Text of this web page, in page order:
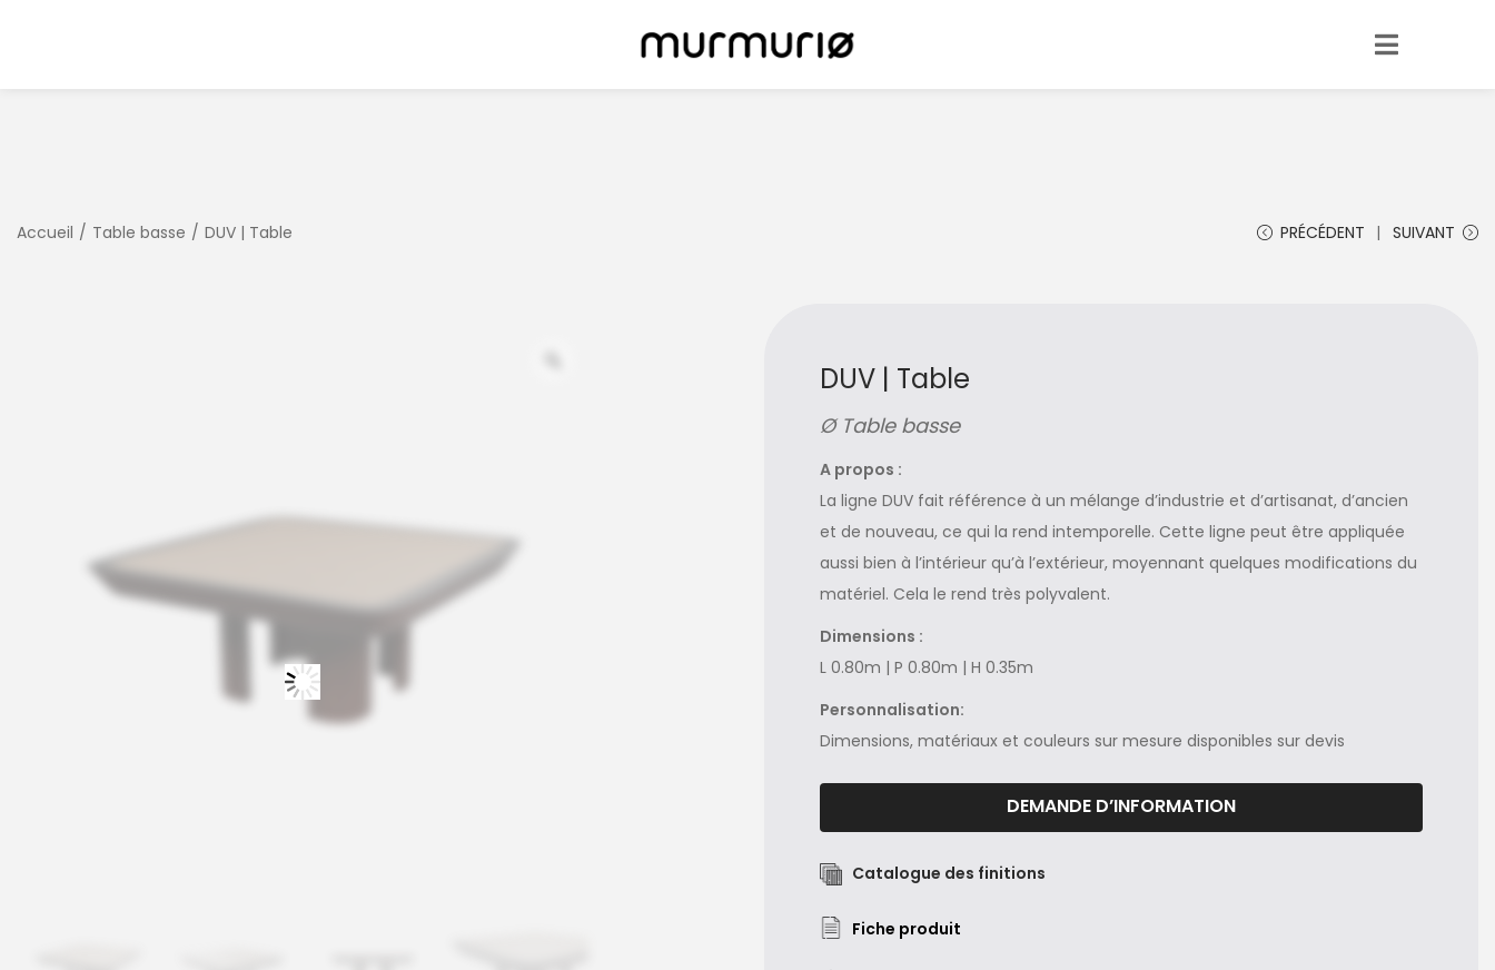
Accueil / Table basse / DUV | Table PRÉCÉDENT SUIVANT
DUV | Table
Ø Table basse
A propos :
La ligne DUV fait référence à un mélange d’industrie et d’artisanat, d’ancien
et de nouveau, ce qui la rend intemporelle. Cette ligne peut être appliquée
aussi bien à l’intérieur qu’à l’extérieur, moyennant quelques modifications du
matériel. Cela le rend très polyvalent.
Dimensions :
L 0.80m | P 0.80m | H 0.35m
Personnalisation:
Dimensions, matériaux et couleurs sur mesure disponibles sur devis
DEMANDE D’INFORMATION
Catalogue des finitions
Fiche produit